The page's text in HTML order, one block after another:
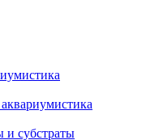
и субстраты